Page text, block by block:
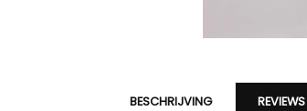
BESCHRIJVING REVIEWS